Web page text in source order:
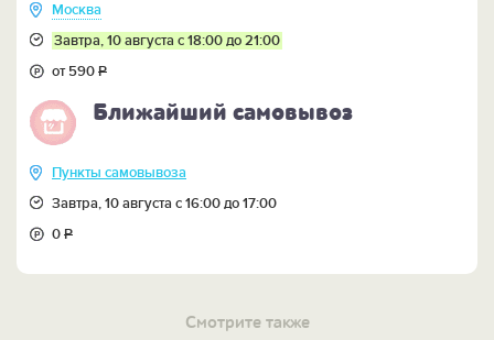
ВНИМАНИЕ: на фотографии показан лишь
DVD-дискадля родившихся в 1959 году. Ваш набор
будет укомплектован DVD-диском для родившихся
именно 55 лет назад.
Москва
Завтра, 10 августа с 18:00 до 21:00
от 590Р
Ближайший самовывоз
Пункты самовывоза
Завтра, 10 августа с 16:00 до 17:00
0Р
Смотрите также